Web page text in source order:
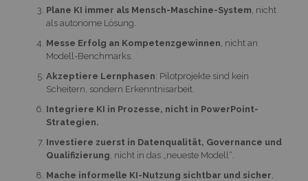
Plane KI immer als Mensch-Maschine-System , nicht
als autonome Lösung.
Messe Erfolg an Kompetenzgewinnen , nicht an
Modell-Benchmarks.
Akzeptiere Lernphasen: Pilotprojekte sind kein
Scheitern, sondern Erkenntnisarbeit.
Integriere KI in Prozesse, nicht in PowerPoint-
Strategien.
Investiere zuerst in Datenqualität, Governance und
Qualifizierung , nicht in das „neueste Modell“.
Mache informelle KI-Nutzung sichtbar und sicher